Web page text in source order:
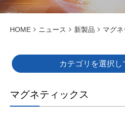
HOME ニュース 新製品 マグ
カテゴリを選択し
マグネティックス